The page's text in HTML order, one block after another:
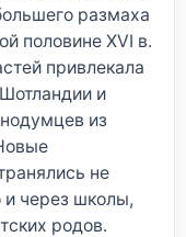
размаха
половине XVI в.
привлекала
и
из
не
и через школы,
родов.